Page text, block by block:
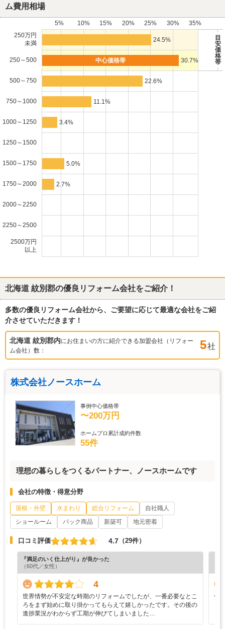
ム費用相場
5% 10% 15% 20% 25% 30%
35%
250万円
未満
24.5%
目
安
価
格
帯
250～500 30.7%
500～750 22.6%
750～1000 11.1%
1000～1250 3.4%
1250～1500
1500～1750 5.0%
1750～2000 2.7%
2000～2250
2250～2500
2500万円
以上
北海道 紋別郡の優良リフォーム会社をご紹介！
多数の優良リフォーム会社から、ご要望に応じて最適な会社をご紹
介させていただきます！
北海道 紋別郡内にお住まいの方に紹介できる加盟会社（リフォー
ム会社）数：
5社
株式会社ノースホーム
事例中心価格帯
〜200万円
ホームプロ累計成約件数
55件
理想の暮らしをつくるパートナー、ノースホームです
会社の特徴・得意分野
屋根・外壁 水まわり 総合リフォーム
自社職人
ショールーム
パック商品 新築可 地元密着
口コミ評価 4.7 （29件）
『満足のいく仕上がり』が良かった
（60代／女性）
4
世界情勢が不安定な時期のリフォームでしたが、一番必要なとこ
ろをまず始めに取り掛かってもらえて嬉しかったです。その後の
進捗業況がわからず工期が伸びてしまいました…
信